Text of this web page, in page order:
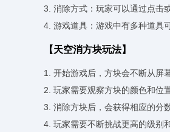
3. 消除方式：玩家可以通过点击
4. 游戏道具：游戏中有多种道具
【天空消方块玩法】
1. 开始游戏后，方块会不断从屏
2. 玩家需要观察方块的颜色和位
3. 消除方块后，会获得相应的分
4. 玩家需要不断挑战更高的级别